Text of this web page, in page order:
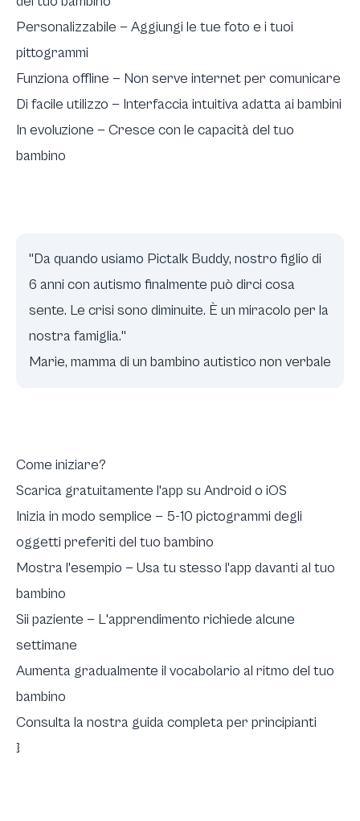
Personalizzabile — Aggiungi le tue foto e i tuoi
pittogrammi
Funziona offline — Non serve internet per comunicare
Di facile utilizzo — Interfaccia intuitiva adatta ai bambini
In evoluzione — Cresce con le capacità del tuo
bambino
"Da quando usiamo Pictalk Buddy, nostro figlio di
6 anni con autismo finalmente può dirci cosa
sente. Le crisi sono diminuite. È un miracolo per la
nostra famiglia."
Marie, mamma di un bambino autistico non verbale
Come iniziare?
Scarica gratuitamente l'app su Android o iOS
Inizia in modo semplice — 5-10 pictogrammi degli
oggetti preferiti del tuo bambino
Mostra l'esempio — Usa tu stesso l'app davanti al tuo
bambino
Sii paziente — L'apprendimento richiede alcune
settimane
Aumenta gradualmente il vocabolario al ritmo del tuo
bambino
Consulta la nostra guida completa per principianti
}